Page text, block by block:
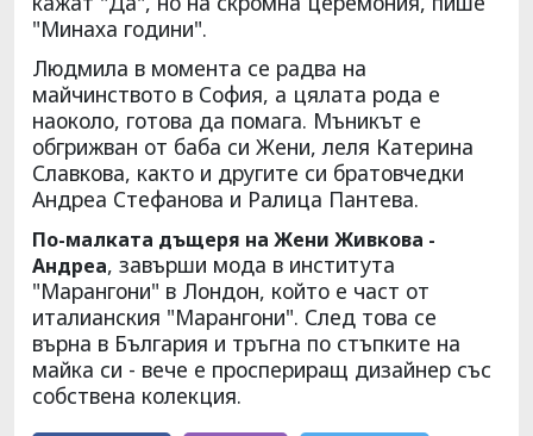
"Минаха години".
Людмила в момента се радва на
майчинството в София, а цялата рода е
наоколо, готова да помага. Мъникът е
обгрижван от баба си Жени, леля Катерина
Славкова, както и другите си братовчедки
Андреа Стефанова и Ралица Пантева.
По-малката дъщеря на Жени Живкова -
Андреа, завърши мода в института
"Марангони" в Лондон, който е част от
италианския "Марангони". След това се
върна в България и тръгна по стъпките на
майка си - вече е проспериращ дизайнер със
собствена колекция.